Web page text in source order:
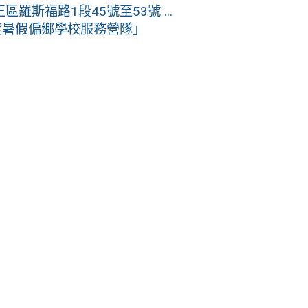
羅斯福路1段45號至53號 ...
假偏鄉學校服務營隊」